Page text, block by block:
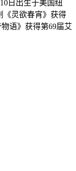
日出生于美国纽
《灵欲春宵》获得
语》获得第69届艾